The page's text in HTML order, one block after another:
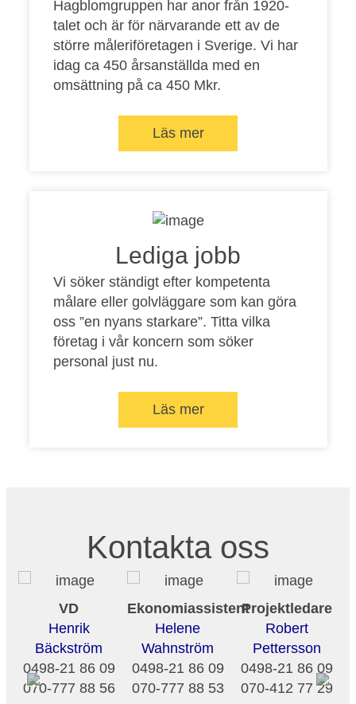
Hagblomgruppen har anor från 1920-
talet och är för närvarande ett av de
större måleriföretagen i Sverige. Vi har
idag ca 450 årsanställda med en
omsättning på ca 450 Mkr.
Läs mer
Lediga jobb
Vi söker ständigt efter kompetenta
målare eller golvläggare som kan göra
oss ”en nyans starkare”. Titta vilka
företag i vår koncern som söker
personal just nu.
Läs mer
Kontakta oss
VD
Henrik
Bäckström
0498-21 86 09
070-777 88 56
Ekonomiassistent
Helene
Wahnström
0498-21 86 09
070-777 88 53
Projektledare
Robert
Pettersson
0498-21 86 09
070-412 77 29